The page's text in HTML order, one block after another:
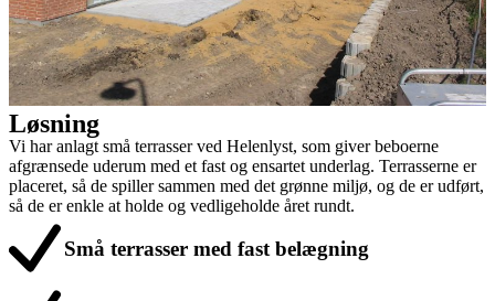
Løsning
Vi har anlagt små terrasser ved Helenlyst, som giver beboerne
afgrænsede uderum med et fast og ensartet underlag. Terrasserne er
placeret, så de spiller sammen med det grønne miljø, og de er udført,
så de er enkle at holde og vedligeholde året rundt.
Små terrasser med fast belægning